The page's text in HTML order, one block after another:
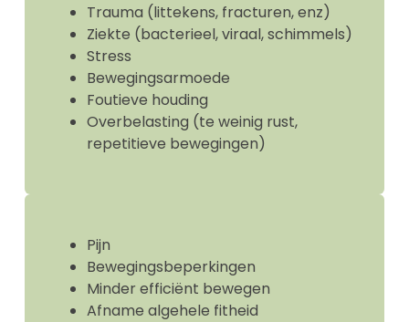
Trauma (littekens, fracturen, enz)
Ziekte (bacterieel, viraal, schimmels)
Stress
Bewegingsarmoede
Foutieve houding
Overbelasting (te weinig rust,
repetitieve bewegingen)
Pijn
Bewegingsbeperkingen
Minder efficiënt bewegen
Afname algehele fitheid